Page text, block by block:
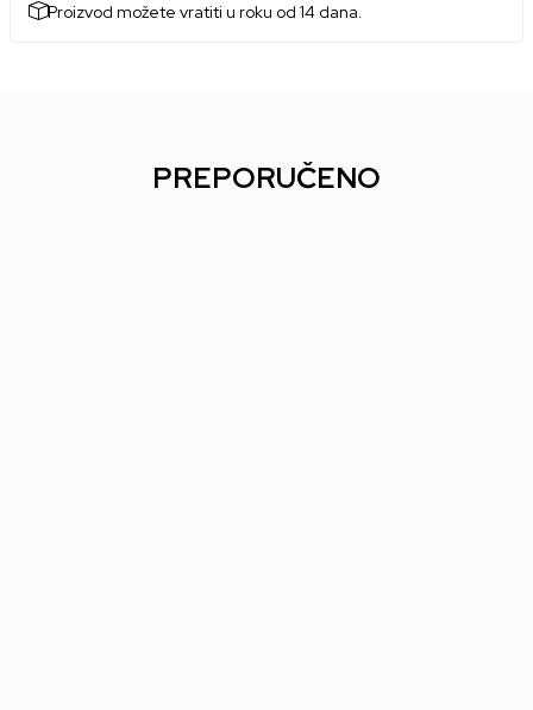
Proizvod možete vratiti u roku od 14 dana.
PREPORUČENO